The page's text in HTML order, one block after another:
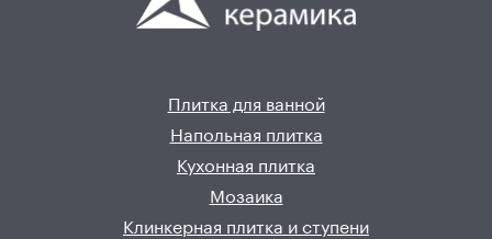
Плитка для ванной
Напольная плитка
Кухонная плитка
Мозаика
Клинкерная плитка и ступени